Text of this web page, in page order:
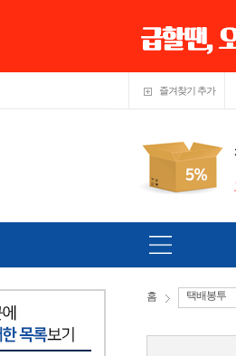
즐겨찾기 추가
홈 택배봉투